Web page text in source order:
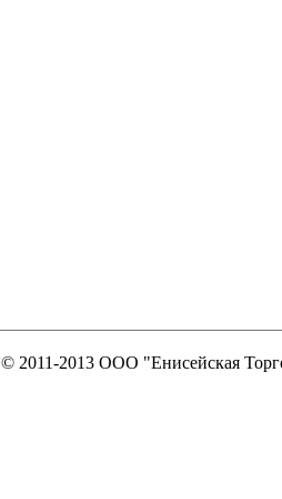
© 2011-2013 ООО "Енисейская